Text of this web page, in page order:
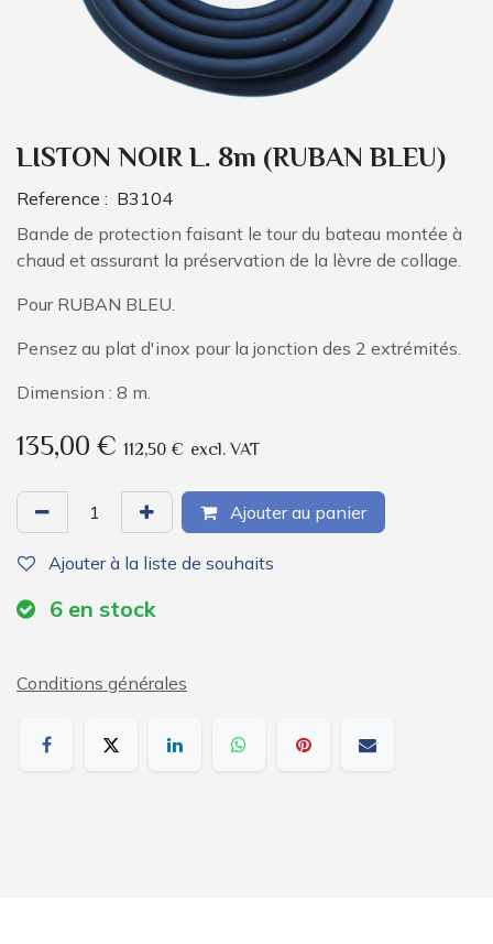
LISTON NOIR L. 8m (RUBAN BLEU)
Reference : B3104
Bande de protection faisant le tour du bateau montée à
chaud et assurant la préservation de la lèvre de collage.
Pour RUBAN BLEU.
Pensez au plat d'inox pour la jonction des 2 extrémités.
Dimension : 8 m.
135,00€ 112,50 € excl. VAT
Ajouter au panier
Ajouter à la liste de souhaits
6 en stock
Conditions générales